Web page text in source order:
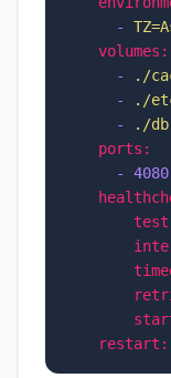
-
volumes:
-
./
-
./
-
./
ports:
-
4080
restart: